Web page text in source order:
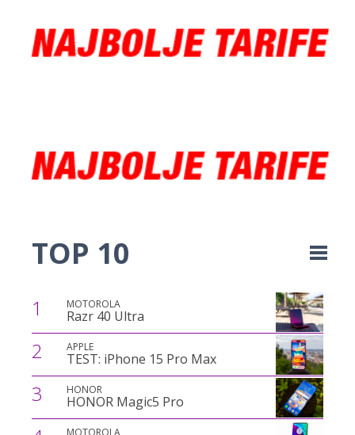
TOP 10
1 MOTOROLA
Razr 40 Ultra
2 APPLE
TEST: iPhone 15 Pro Max
3 HONOR
HONOR Magic5 Pro
MOTOROLA